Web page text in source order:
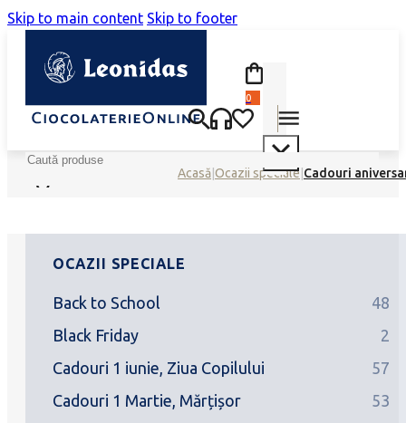
Skip to main content Skip to footer
0
Search
Acasă Ocazii speciale Cadouri
OCAZII SPECIALE
Back to School
48
Black Friday
2
Cadouri 1 iunie, Ziua Copilului
57
Cadouri 1 Martie, Mărțișor
53